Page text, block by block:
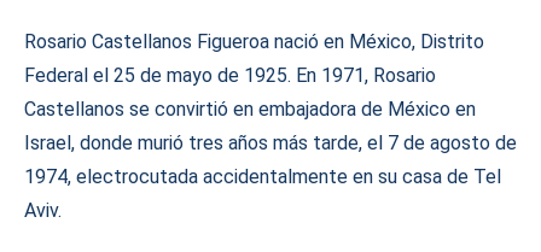
Rosario Castellanos Figueroa nació en México, Distrito
Federal el 25 de mayo de 1925. En 1971, Rosario
Castellanos se convirtió en embajadora de México en
Israel, donde murió tres años más tarde, el 7 de agosto de
1974, electrocutada accidentalmente en su casa de Tel
Aviv.